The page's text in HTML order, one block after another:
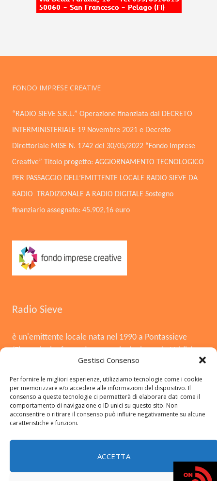
Gestisci Consenso
Per fornire le migliori esperienze, utilizziamo tecnologie come i cookie
per memorizzare e/o accedere alle informazioni del dispositivo. Il
consenso a queste tecnologie ci permetterà di elaborare dati come il
comportamento di navigazione o ID unici su questo sito. Non
acconsentire o ritirare il consenso può influire negativamente su alcune
caratteristiche e funzioni.
ACCETTA
FONDO IMPRESE CREATIVE
“RADIO SIEVE S.R.L.” Operazione finanziata dal DECRETO
INTERMINISTERIALE 19 Novembre 2021 e Decreto
Direttoriale MISE N. 1742 del 30/05/2022 “Fondo Imprese
Creative” Titolo progetto: AGGIORNAMENTO TECNOLOGICO
PER PASSAGGIO DELL’EMITTENTE LOCALE RADIO SIEVE DA
RADIO TRADIZIONALE A RADIO DIGITALE Sostegno
finanziario assegnato: 45.902,16 euro
Radio Sieve
è un'emittente locale nata nel 1990 a Pontassieve
e il Mugello. Dopo la chiusura nel 2008, è tornata in
onda il 3 agosto 2015, offrendo musica, notizie locali,
cronaca e approfondimenti. Si distingue per essere
una radio del territorio, con una forte presenza in FM,
DAB+ e sui social.
Copyright © 2026 radiosieve.it